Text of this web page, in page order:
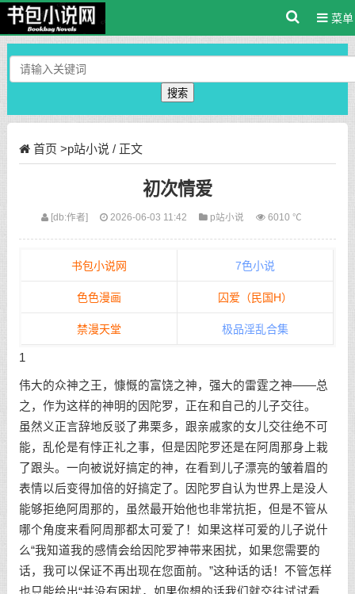
菜单
搜索
首页 >p站小说 / 正文
初次情爱
[db:作者] 2026-06-03 11:42 p站小说 6010 ℃
书包小说网 7色小说
色色漫画 囚爱（民国H）
禁漫天堂 极品淫乱合集
1
伟大的众神之王，慷慨的富饶之神，强大的雷霆之神——总
之，作为这样的神明的因陀罗，正在和自己的儿子交往。
虽然义正言辞地反驳了弗栗多，跟亲戚家的女儿交往绝不可
能，乱伦是有悖正礼之事，但是因陀罗还是在阿周那身上栽
了跟头。一向被说好搞定的神，在看到儿子漂亮的皱着眉的
表情以后变得加倍的好搞定了。因陀罗自认为世界上是没人
能够拒绝阿周那的，虽然最开始他也非常抗拒，但是不管从
哪个角度来看阿周那都太可爱了！如果这样可爱的儿子说什
么“我知道我的感情会给因陀罗神带来困扰，如果您需要的
话，我可以保证不再出现在您面前。”这种话的话！不管怎样